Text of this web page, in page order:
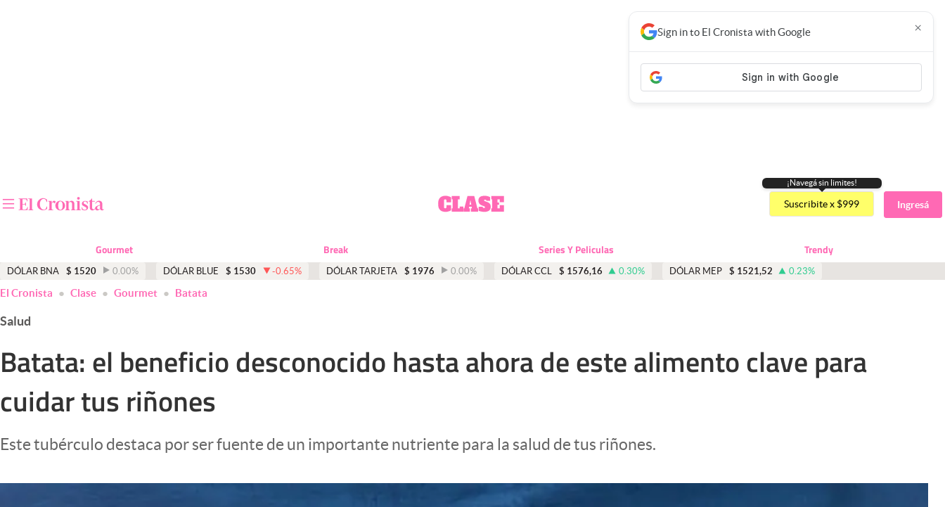
Otras secciones
Apertura
Infotechnology
Clima
Mundial 2026
Mediakit
¡Navegá sin limites!
Suscribite x $999 Ingresá
Gourmet Break Series Y Peliculas Trendy
DÓLAR BNA $ 1520 0.00% DÓLAR BLUE $ 1530 -0.65% DÓLAR TARJETA $ 1976 0.00% DÓLAR CCL $ 1576,16 0.30% DÓLAR MEP $ 1521,52 0.23%
Sign in to El Cronista with Google ×
El Cronista Clase Gourmet Batata
Salud
Batata: el beneficio desconocido hasta ahora de este alimento clave para
cuidar tus riñones
Este tubérculo destaca por ser fuente de un importante nutriente para la salud de tus riñones.